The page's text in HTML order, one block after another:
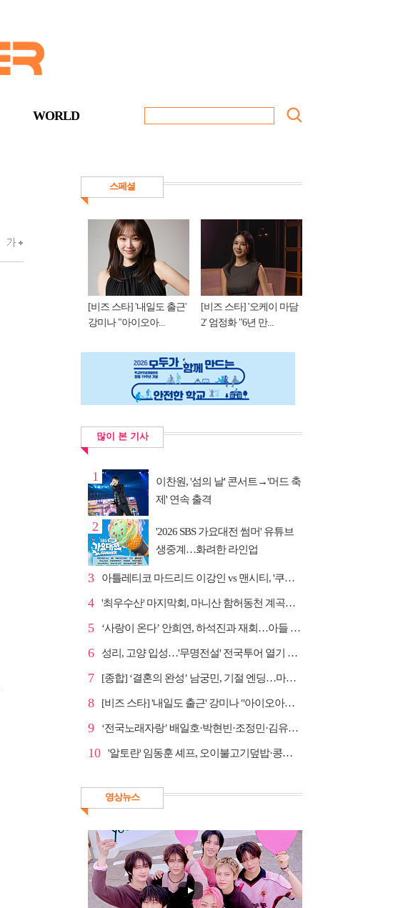
WORLD
스페셜
[비즈 스타] '내일도 출근'
강미나 "아이오아...
[비즈 스타] '오케이 마담
2' 엄정화 "6년 만...
많이 본 기사
1
이찬원, '섬의 날' 콘서트→'머드 축
제' 연속 출격
2
'2026 SBS 가요대전 썸머' 유튜브
생중계…화려한 라인업
3 아틀레티코 마드리드 이강인 vs 맨시티, '쿠플 시리즈'...
4 '최우수산' 마지막회, 마니산 함허동천 계곡→참성단 등반
5 ‘사랑이 온다’ 안희연, 하석진과 재회…아들 비밀 밝혀...
6 성리, 고양 입성…'무명전설' 전국투어 열기 지속
7 [종합] ‘결혼의 완성’ 남궁민, 기절 엔딩…마지막회 예...
8 [비즈 스타] '내일도 출근' 강미나 "아이오아이 불화설...
9 ‘전국노래자랑’ 배일호·박현빈·조정민·김유라·미스김, ...
10 '알토란' 임동훈 셰프, 오이불고기덮밥·콩물가지냉국 ...
영상뉴스